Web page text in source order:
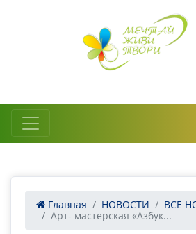
Главная НОВОСТИ
ВСЕ
Арт- мастерская «Азбук...